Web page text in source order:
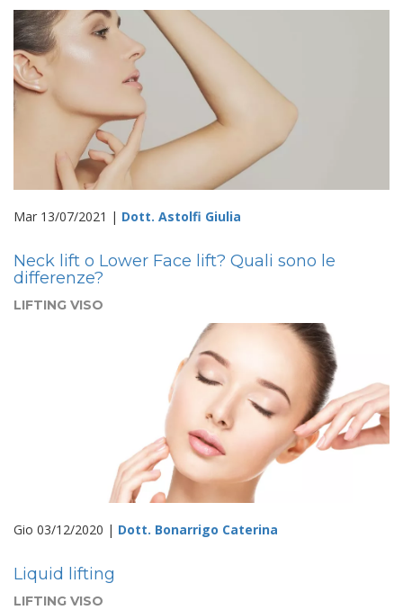
Mar 13/07/2021 | Dott. Astolfi Giulia
Neck lift o Lower Face lift? Quali sono le
differenze?
LIFTING VISO
Gio 03/12/2020 | Dott. Bonarrigo Caterina
Liquid lifting
LIFTING VISO